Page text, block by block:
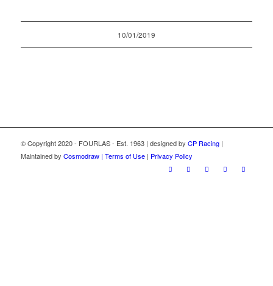
10/01/2019
© Copyright 2020 - FOURLAS - Est. 1963 | designed by CP Racing|
Maintained by Cosmodraw | Terms of Use| Privacy Policy